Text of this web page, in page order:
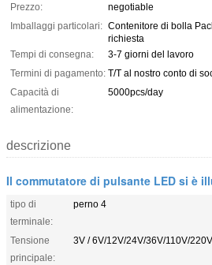
Prezzo:
negotiable
Imballaggi particolari: Contenitore di bolla
richiesta
Tempi di consegna:
3-7 giorni del lavoro
Termini di pagamento: T/T al nostro conto di
Capacità di
alimentazione:
5000pcs/day
descrizione
Il commutatore di pulsante LED si è
tipo di
terminale:
perno 4
Tensione
principale:
3V / 6V/12V/24V/36V/110V/